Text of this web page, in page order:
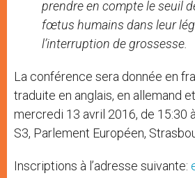
prendre en compte le seuil
fœtus humains dans leur
l’interruption de grossesse.
La conférence sera donnée en
traduite en anglais, en allemand
mercredi 13 avril 2016, de 15:30
S3, Parlement Européen,
Inscriptions à l’adresse suivante: